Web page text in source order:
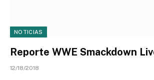
NOTICIAS
Reporte WWE Smackdown
12/18/2018